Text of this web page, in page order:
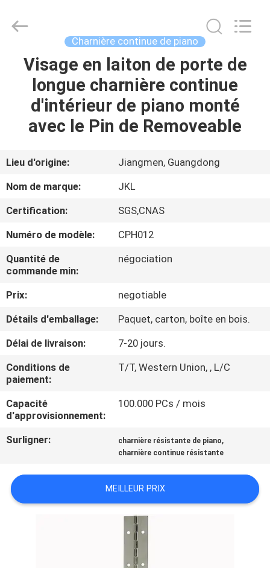
MAISON
PRODUITS
SUJET
DE
NOUS
VISITE
D'USINE
CONTRÔLE
DE
QUALITÉ
CONTACTEZ-
NOUS
NOUVELLES
CAS
Co.,Ltd.
Charnière continue de piano
Visage en laiton de porte de
longue charnière continue
d'intérieur de piano monté
avec le Pin de Removeable
Lieu d'origine:
Jiangmen, Guangdong
Nom de marque:
JKL
Certification:
SGS,CNAS
Numéro de modèle:
CPH012
Quantité de
commande min:
négociation
Prix:
negotiable
Détails d'emballage:
Paquet, carton, boîte en bois.
Délai de livraison:
7-20 jours.
Conditions de
paiement:
T/T, Western Union, , L/C
Capacité
d'approvisionnement:
100.000 PCs / mois
Surligner: charnière résistante de piano,
charnière continue résistante
MEILLEUR PRIX